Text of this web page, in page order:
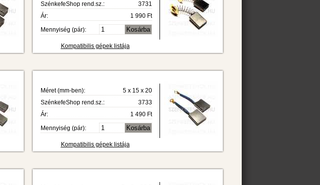
SzénkefeShop rend.sz.:
3731
Ár:
1 990 Ft
Mennyiség (pár):
Kompatibilis gépek listája
Méret (mm-ben):
5 x 15 x 20
SzénkefeShop rend.sz.:
3733
Ár:
1 490 Ft
Mennyiség (pár):
Kompatibilis gépek listája